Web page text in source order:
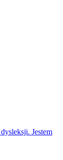
Jestem